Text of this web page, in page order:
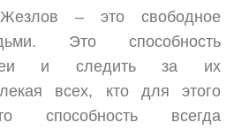
– это свободное
Это способность
и следить за их
всех, кто для этого
способность всегда